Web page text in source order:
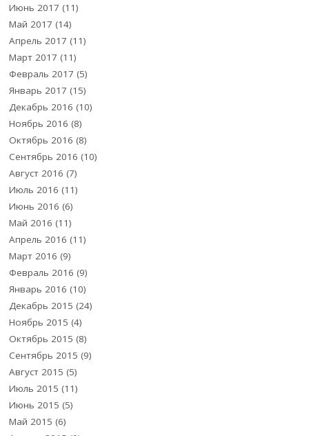
Июнь 2017 (11)
Май 2017 (14)
Апрель 2017 (11)
Март 2017 (11)
Февраль 2017 (5)
Январь 2017 (15)
Декабрь 2016 (10)
Ноябрь 2016 (8)
Октябрь 2016 (8)
Сентябрь 2016 (10)
Август 2016 (7)
Июль 2016 (11)
Июнь 2016 (6)
Май 2016 (11)
Апрель 2016 (11)
Март 2016 (9)
Февраль 2016 (9)
Январь 2016 (10)
Декабрь 2015 (24)
Ноябрь 2015 (4)
Октябрь 2015 (8)
Сентябрь 2015 (9)
Август 2015 (5)
Июль 2015 (11)
Июнь 2015 (5)
Май 2015 (6)